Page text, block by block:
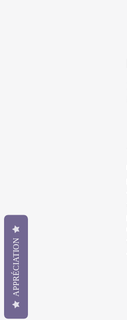
APPRÉCIATION